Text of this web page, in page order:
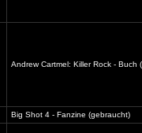
Andrew Cartmel: Killer Rock - Buch
Big Shot 4 - Fanzine (gebraucht)